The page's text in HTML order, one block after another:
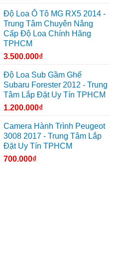
Độ Loa Ô Tô MG RX5 2014 -
Trung Tâm Chuyên Nâng
Cấp Độ Loa Chính Hãng
TPHCM
3.500.000₫
Độ Loa Sub Gầm Ghế
Subaru Forester 2012 - Trung
Tâm Lắp Đặt Uy Tín TPHCM
1.200.000₫
Camera Hành Trình Peugeot
3008 2017 - Trung Tâm Lắp
Đặt Uy Tín TPHCM
700.000₫